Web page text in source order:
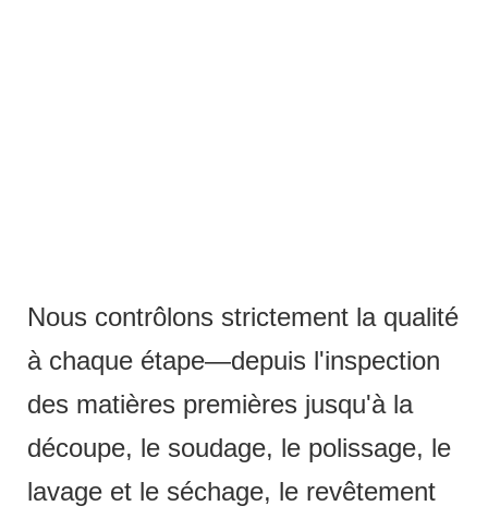
Nous contrôlons strictement la qualité
à chaque étape—depuis l'inspection
des matières premières jusqu'à la
découpe, le soudage, le polissage, le
lavage et le séchage, le revêtement